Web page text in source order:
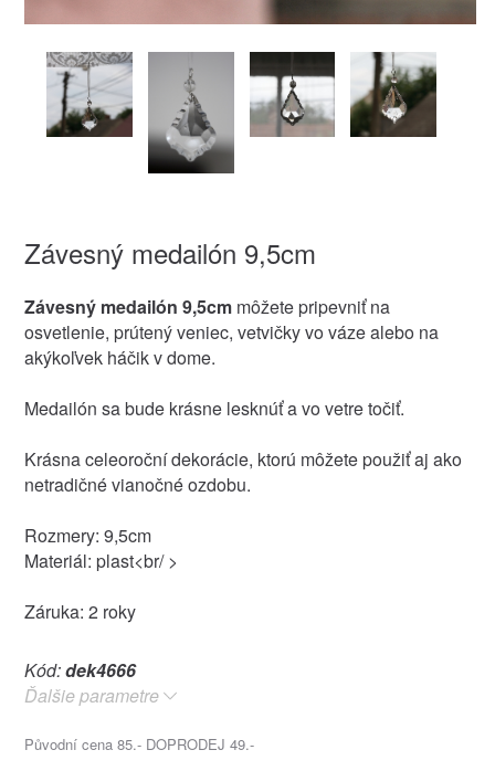
Závesný medailón 9,5cm
Závesný medailón 9,5cm môžete pripevniť na
osvetlenie, prútený veniec, vetvičky vo váze alebo na
akýkoľvek háčik v dome.
Medailón sa bude krásne lesknúť a vo vetre točiť.
Krásna celeoroční dekorácie, ktorú môžete použiť aj ako
netradičné vianočné ozdobu.
Rozmery: 9,5cm
Materiál: plast<br/ >
Záruka: 2 roky
Kód:dek4666
Ďalšie parametre
Původní cena 85.- DOPRODEJ 49.-